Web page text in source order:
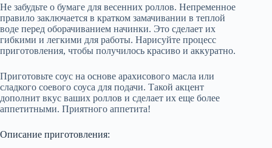
Не забудьте о бумаге для весенних роллов. Непременное
правило заключается в кратком замачивании в теплой
воде перед оборачиванием начинки. Это сделает их
гибкими и легкими для работы. Нарисуйте процесс
приготовления, чтобы получилось красиво и аккуратно.
Приготовьте соус на основе арахисового масла или
сладкого соевого соуса для подачи. Такой акцент
дополнит вкус ваших роллов и сделает их еще более
аппетитными. Приятного аппетита!
Описание приготовления: